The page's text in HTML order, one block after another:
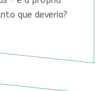
que deveria?